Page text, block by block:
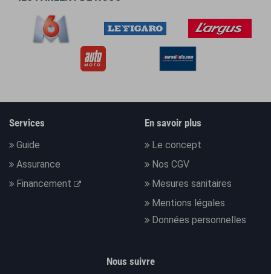
Services
Guide
Assurance
Financement
En savoir plus
Le concept
Nos CGV
Mesures sanitaires
Mentions légales
Données personnelles
Nous suivre